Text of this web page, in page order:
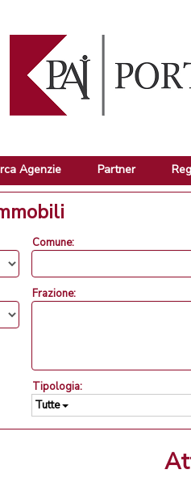
Agenzie Partner
Comune:
Frazione:
Tipologia:
Tutte